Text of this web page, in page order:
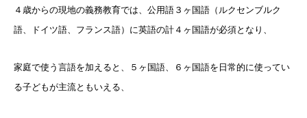
４歳からの現地の義務教育では、公用語３ヶ国語（ルクセンブルク
語、ドイツ語、フランス語）に英語の計４ヶ国語が必須となり、
家庭で使う言語を加えると、５ヶ国語、６ヶ国語を日常的に使ってい
る子どもが主流ともいえる、